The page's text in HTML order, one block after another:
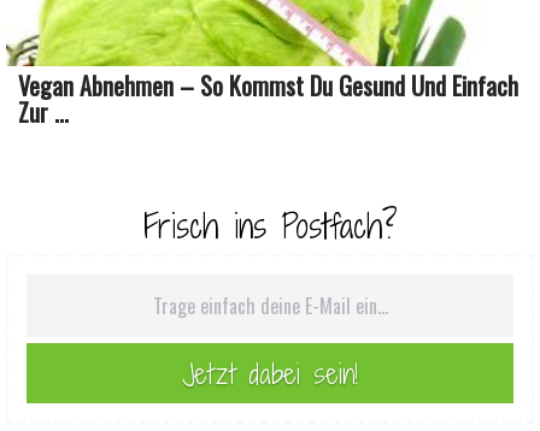
Vegan Abnehmen – So Kommst Du Gesund Und Einfach
Zur ...
Frisch ins Postfach?